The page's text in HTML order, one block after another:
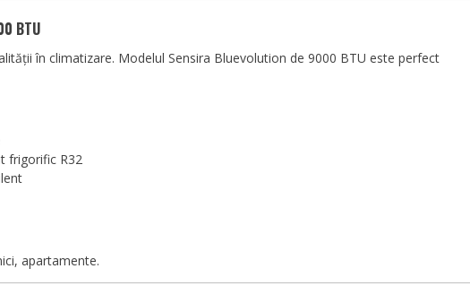
BTU
în climatizare. Modelul Sensira Bluevolution de 9000 BTU este perfect
frigorific R32
apartamente.